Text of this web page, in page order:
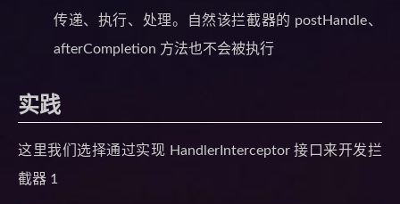
传递、执行、处理。自然该拦截器的 postHandle、
afterCompletion 方法也不会被执行
实践
这里我们选择通过实现 HandlerInterceptor 接口来开发拦
截器 1